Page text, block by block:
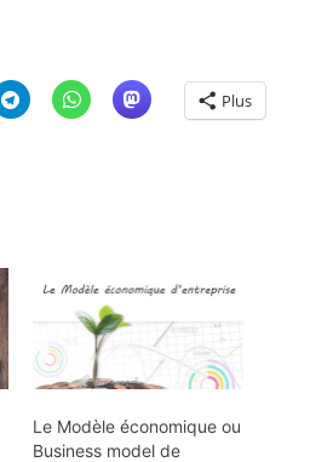
Plus
Le Modèle économique ou
Business model de